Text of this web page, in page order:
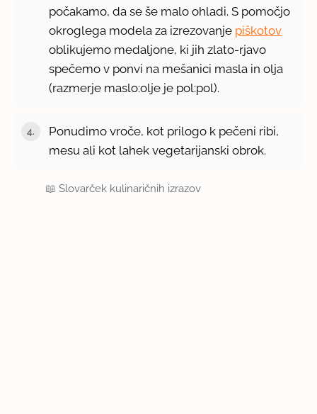
počakamo, da se še malo ohladi. S pomočjo
okroglega modela za izrezovanje piškotov
oblikujemo medaljone, ki jih zlato-rjavo
spečemo v ponvi na mešanici masla in olja
(razmerje maslo:olje je pol:pol).
Ponudimo vroče, kot prilogo k pečeni ribi,
mesu ali kot lahek vegetarijanski obrok.
📖Slovarček kulinaričnih izrazov